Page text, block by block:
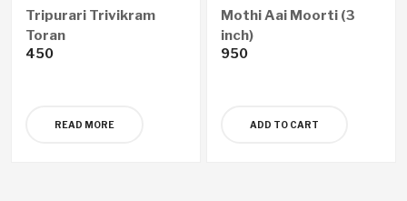
Tripurari Trivikram
Toran
450
READ MORE
Mothi Aai Moorti (3
inch)
950
ADD TO CART